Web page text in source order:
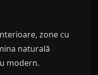
zone cu
naturală
modern.